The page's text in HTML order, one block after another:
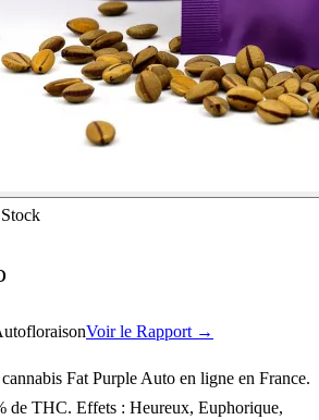
Voir le Rapport →
Fat Purple Auto en ligne en France.
de THC. Effets : Heureux, Euphorique,